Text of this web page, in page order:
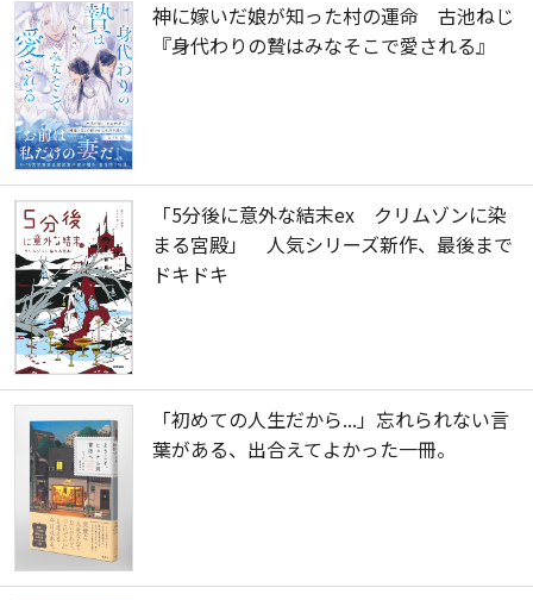
神に嫁いだ娘が知った村の運命 古池ねじ
『身代わりの贄はみなそこで愛される』
「5分後に意外な結末ex クリムゾンに染
まる宮殿」 人気シリーズ新作、最後まで
ドキドキ
「初めての人生だから...」忘れられない言
葉がある、出合えてよかった一冊。